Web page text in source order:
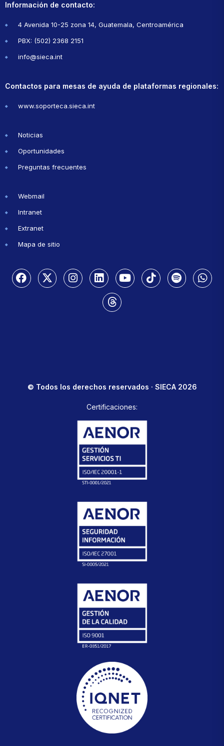
Información de contacto:
4 Avenida 10-25 zona 14, Guatemala, Centroamérica
PBX: (502) 2368 2151
info@sieca.int
Contactos para mesas de ayuda de plataformas regionales:
www.soporteca.sieca.int
Noticias
Oportunidades
Preguntas frecuentes
Webmail
Intranet
Extranet
Mapa de sitio
© Todos los derechos reservados · SIECA 2026
Certificaciones: